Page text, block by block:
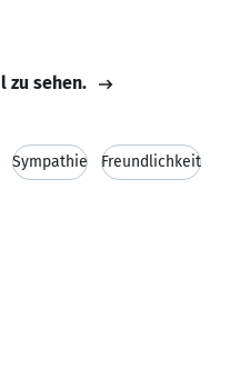
zu sehen.
Sympathie Freundlichkeit